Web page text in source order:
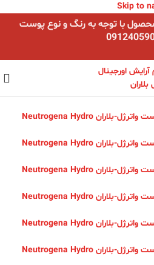
Skip to
با توجه به رنگ و نوع پوست